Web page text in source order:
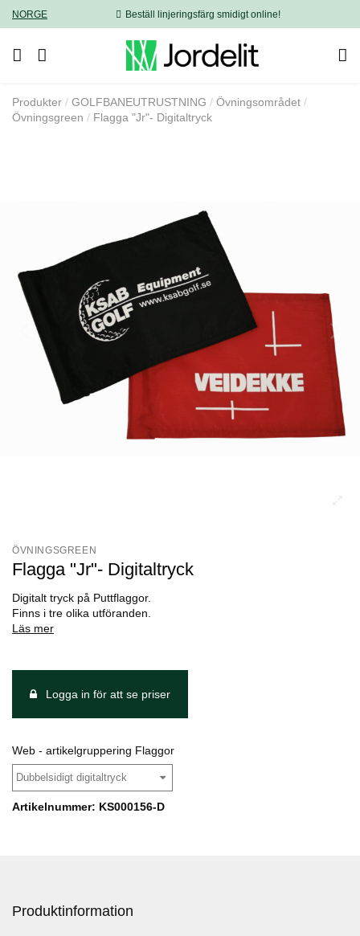
NORGE Beställ linjeringsfärg smidigt online!
Produkter GOLFBANEUTRUSTNING
Övningsområdet
Övningsgreen
Flagga "Jr"- Digitaltryck
ÖVNINGSGREEN
Flagga "Jr"- Digitaltryck
Digitalt tryck på Puttflaggor.
Finns i tre olika utföranden.
Läs mer
Logga in för att se priser
Web - artikelgruppering Flaggor
Dubbelsidigt digitaltryck
Artikelnummer: KS000156-D
Produktinformation